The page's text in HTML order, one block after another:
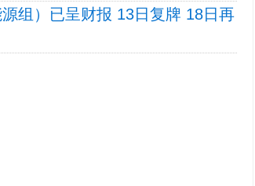
组）已呈财报 13日复牌 18日再